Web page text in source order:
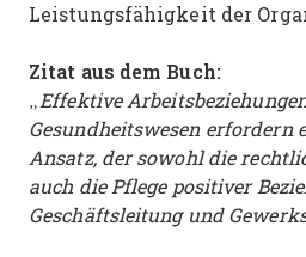
Leistungsfähigkeit der
Zitat aus dem Buch:
„Effektive
Gesundheitswesen erfordern
Ansatz, der sowohl die
auch die Pflege positiver
Geschäftsleitung und